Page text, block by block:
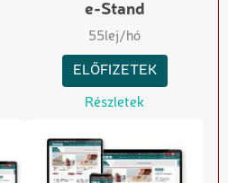
e-Stand
55lej/hó
ELŐFIZETEK
Részletek